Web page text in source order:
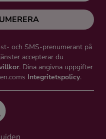
och SMS-prenumerant på
accepterar du
. Dina angivna uppgifter
Integritetspolicy.